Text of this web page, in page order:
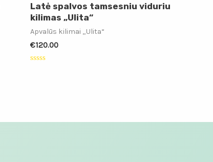
Latė spalvos tamsesniu viduriu
kilimas „Ulita“
Apvalūs kilimai „Ulita“
€120.00